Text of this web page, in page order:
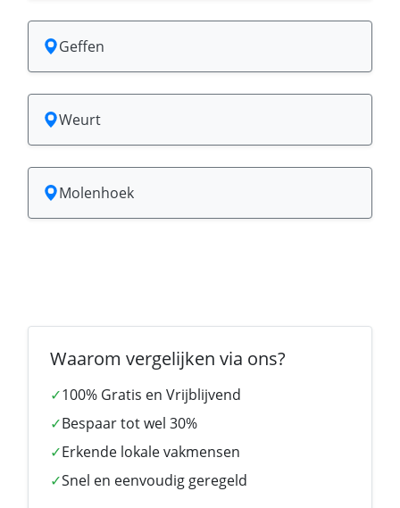
Geffen
Weurt
Molenhoek
Waarom vergelijken via ons?
✓100% Gratis en Vrijblijvend
✓Bespaar tot wel 30%
✓Erkende lokale vakmensen
✓Snel en eenvoudig geregeld